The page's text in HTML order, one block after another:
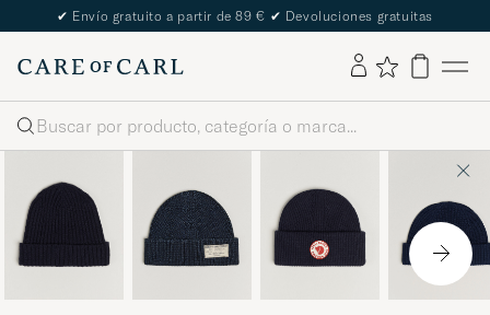
✔ Envío gratuito a partir de 89 € ✔ Devoluciones gratuitas
Buscar